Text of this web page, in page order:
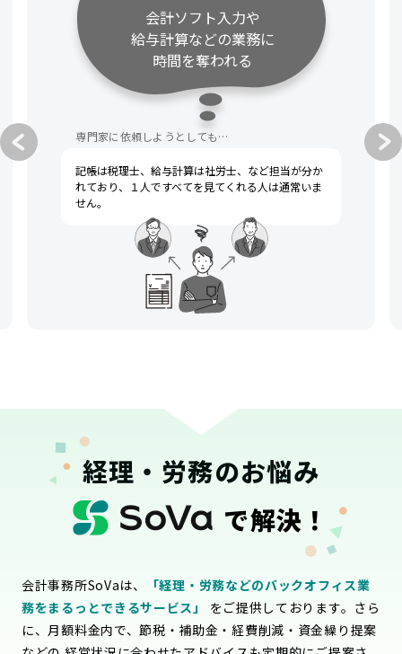
会計ソフト入力や
給与計算などの業務に
時間を奪われる
専門家に依頼しようとしても…
記帳は税理士、給与計算は社労士、など担当が分か
れており、１人ですべてを見てくれる人は通常いま
せん。
経理・労務のお悩み
で解決！
会計事務所SoVaは、
「経理・労務などのバックオフィス業
務をまるっとできるサービス」
をご提供しております。さら
に、月額料金内で、節税・補助金・経費削減・資金繰り提案